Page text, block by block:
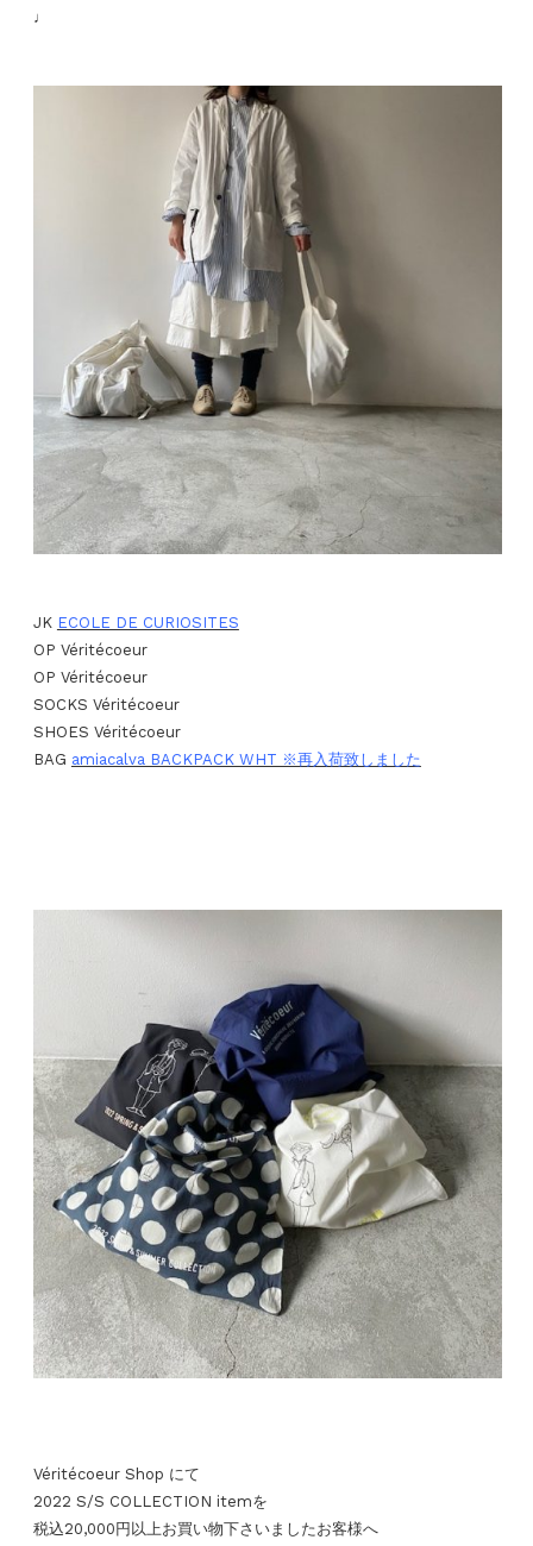
♩
JK ECOLE DE CURIOSITES
OP Véritécoeur
OP Véritécoeur
SOCKS Véritécoeur
SHOES Véritécoeur
BAG amiacalva BACKPACK WHT ※再入荷致しました
Véritécoeur Shop にて
2022 S/S COLLECTION itemを
税込20,000円以上お買い物下さいましたお客様へ